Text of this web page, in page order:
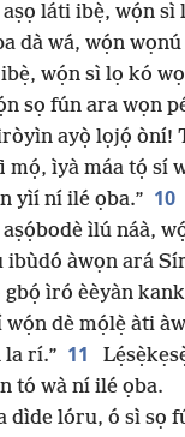
láti ibẹ̀, wọ́n sì
dà wá, wọ́n
wọ́n sì lọ kó
sọ fún ara wọn
ayọ̀ lọjọ́ òní!
ìyà máa tọ́ sí
yìí ní ilé ọba.” 10
ìlú náà,
ibùdó àwọn ará
gbọ́ ìró èèyàn
dè mọ́lẹ̀ àti
la rí.” 11
tó wà ní ilé ọba.
dìde lóru, ó sì sọ